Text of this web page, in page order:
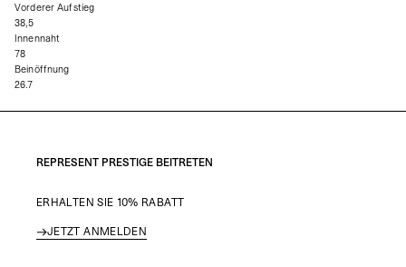
Vorderer Aufstieg
38,5
Innennaht
78
Beinöffnung
26.7
REPRESENT PRESTIGE BEITRETEN
ERHALTEN SIE 10% RABATT
JETZT ANMELDEN